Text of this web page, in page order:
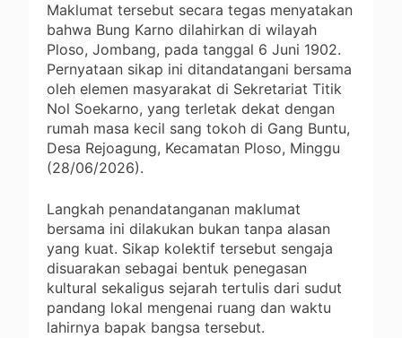
Maklumat tersebut secara tegas menyatakan
bahwa Bung Karno dilahirkan di wilayah
Ploso, Jombang, pada tanggal 6 Juni 1902.
Pernyataan sikap ini ditandatangani bersama
oleh elemen masyarakat di Sekretariat Titik
Nol Soekarno, yang terletak dekat dengan
rumah masa kecil sang tokoh di Gang Buntu,
Desa Rejoagung, Kecamatan Ploso, Minggu
(28/06/2026).
Langkah penandatanganan maklumat
bersama ini dilakukan bukan tanpa alasan
yang kuat. Sikap kolektif tersebut sengaja
disuarakan sebagai bentuk penegasan
kultural sekaligus sejarah tertulis dari sudut
pandang lokal mengenai ruang dan waktu
lahirnya bapak bangsa tersebut.